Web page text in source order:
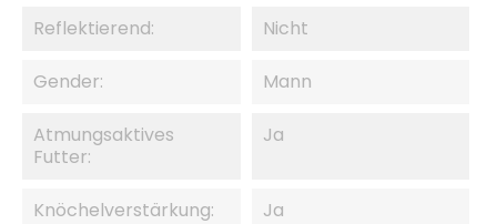
Reflektierend: Nicht
Gender: Mann
Atmungsaktives
Futter:
Ja
Knöchelverstärkung: Ja